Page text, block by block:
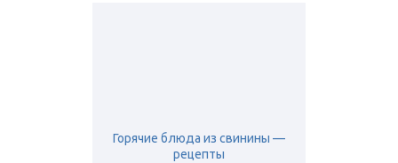
Горячие блюда из свинины —
рецепты